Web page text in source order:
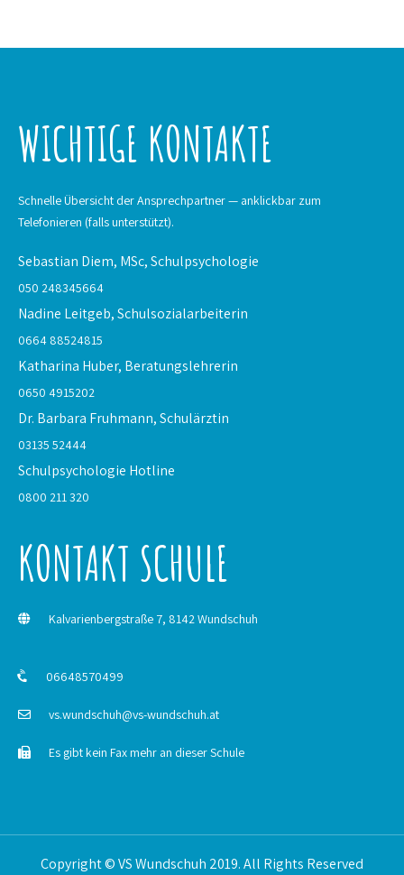
WICHTIGE KONTAKTE
Schnelle Übersicht der Ansprechpartner — anklickbar zum
Telefonieren (falls unterstützt).
Sebastian Diem, MSc,Schulpsychologie
050 248345664
Nadine Leitgeb,Schulsozialarbeiterin
0664 88524815
Katharina Huber, Beratungslehrerin
0650 4915202
Dr. Barbara Fruhmann,Schulärztin
03135 52444
Schulpsychologie Hotline
0800 211 320
KONTAKT SCHULE
Kalvarienbergstraße 7, 8142 Wundschuh
06648570499
vs.wundschuh@vs-wundschuh.at
Es gibt kein Fax mehr an dieser Schule
Copyright © VS Wundschuh 2019. All Rights Reserved